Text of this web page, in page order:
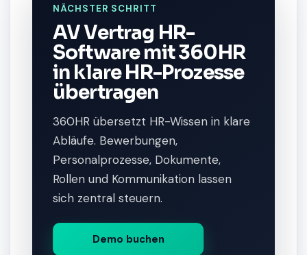
NÄCHSTER SCHRITT
AV Vertrag HR-
Software mit 360HR
in klare HR-Prozesse
übertragen
360HR übersetzt HR-Wissen in klare
Abläufe. Bewerbungen,
Personalprozesse, Dokumente,
Rollen und Kommunikation lassen
sich zentral steuern.
Demo buchen